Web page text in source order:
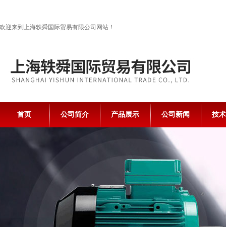
欢迎来到上海轶舜国际贸易有限公司网站！
首页 公司简介 产品展示 公司新闻 技